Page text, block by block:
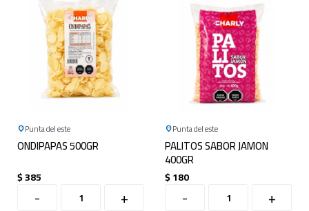
Punta del este
ONDIPAPAS 500GR
$385
- +
Punta del este
PALITOS SABOR JAMON
400GR
$180
- +